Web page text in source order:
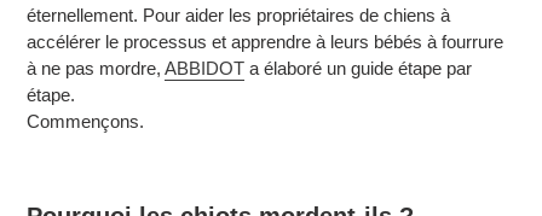
éternellement. Pour aider les propriétaires de chiens à
accélérer le processus et apprendre à leurs bébés à fourrure
à ne pas mordre, ABBIDOT a élaboré un guide étape par
étape.
Commençons.